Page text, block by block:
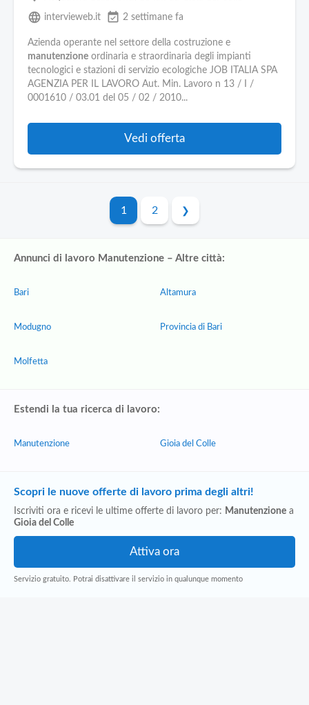
language intervieweb.it event_available 2 settimane fa
Azienda operante nel settore della costruzione e
manutenzione ordinaria e straordinaria degli impianti
tecnologici e stazioni di servizio ecologiche JOB ITALIA SPA
AGENZIA PER IL LAVORO Aut. Min. Lavoro n 13 / I /
0001610 / 03.01 del 05 / 02 / 2010...
Vedi offerta
1 2
Annunci di lavoro Manutenzione – Altre città:
Bari
Modugno
Molfetta
Altamura
Provincia di Bari
Estendi la tua ricerca di lavoro:
Manutenzione Gioia del Colle
Scopri le nuove offerte di lavoro prima degli altri!
Iscriviti ora e ricevi le ultime offerte di lavoro per: Manutenzione a
Gioia del Colle
Servizio gratuito. Potrai disattivare il servizio in qualunque momento